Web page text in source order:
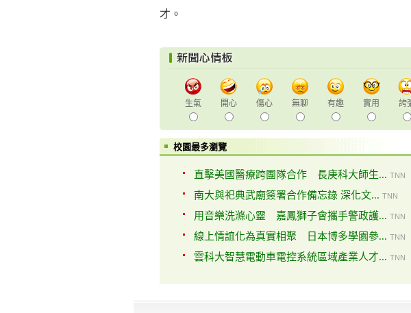
才。
生氣 開心 傷心 無聊 有趣 實用 誇
校園最多瀏覽
直擊美國醫療跨團隊合作 長庚科大師生... TNN
南大與祀典武廟簽署合作備忘錄 深化文... TNN
用音樂洗滌心靈 嘉鳳獅子會攜手警政護... TNN
線上情誼化為真實相聚 日本博多學園參... TNN
雲科大智慧電動車電控系統區域產業人才... TNN